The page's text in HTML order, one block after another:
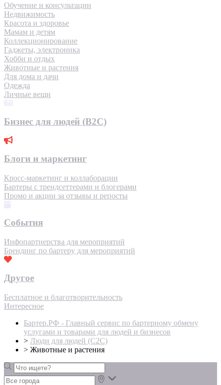
Обучение и консультации
Недвижимость
Красота и здоровье
Мамам и детям
Коллекционирование
Гаджеты, электроника
Хобби и отдых
Животные и растения
Для дома и дачи
Одежда
Личные вещи
Бизнес для людей (B2C)
Блоги и маркетинг
Кросс-маркетинг и коллаборации
Бартеры с трендсеттерами и блогерами
Промо и акции за отзывы и репосты
События
Инфопартнерства для мероприятий
Брендинг по бартеру для мероприятий
Другое
Бесплатное и благотворительность
Интересное
Бартер.РФ - Главный сервис по бартерному обмену
услугами и товарами для людей и бизнесов
> Люди для людей (С2С)
> Животные и растения